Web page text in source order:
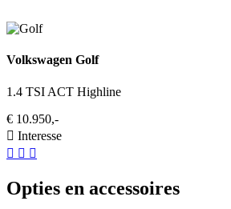
Volkswagen Golf
1.4 TSI ACT Highline
€ 10.950,-
Interesse
Opties en accessoires